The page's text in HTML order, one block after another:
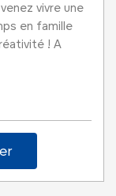
vivre une
en famille
! A